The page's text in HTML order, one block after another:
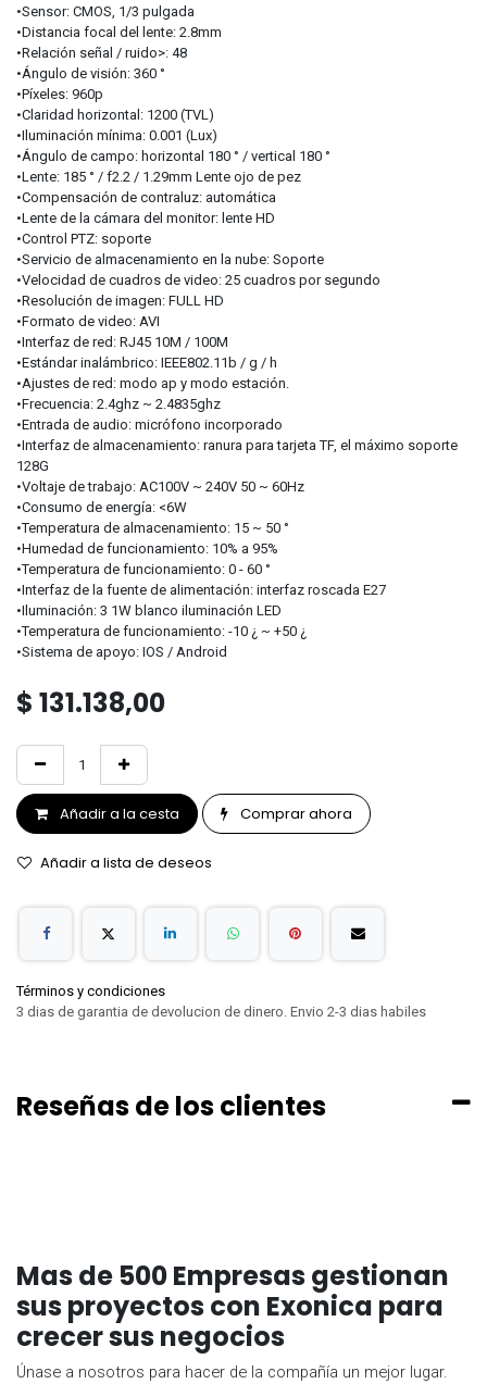
•Sensor: CMOS, 1/3 pulgada
•Distancia focal del lente: 2.8mm
•Relación señal / ruido>: 48
•Ángulo de visión: 360 °
•Píxeles: 960p
•Claridad horizontal: 1200 (TVL)
•Iluminación mínima: 0.001 (Lux)
•Ángulo de campo: horizontal 180 ° / vertical 180 °
•Lente: 185 ° / f2.2 / 1.29mm Lente ojo de pez
•Compensación de contraluz: automática
•Lente de la cámara del monitor: lente HD
•Control PTZ: soporte
•Servicio de almacenamiento en la nube: Soporte
•Velocidad de cuadros de video: 25 cuadros por segundo
•Resolución de imagen: FULL HD
•Formato de video: AVI
•Interfaz de red: RJ45 10M / 100M
•Estándar inalámbrico: IEEE802.11b / g / h
•Ajustes de red: modo ap y modo estación.
•Frecuencia: 2.4ghz ~ 2.4835ghz
•Entrada de audio: micrófono incorporado
•Interfaz de almacenamiento: ranura para tarjeta TF, el máximo soporte
128G
•Voltaje de trabajo: AC100V ~ 240V 50 ~ 60Hz
•Consumo de energía: <6W
•Temperatura de almacenamiento: 15 ~ 50 °
•Humedad de funcionamiento: 10% a 95%
•Temperatura de funcionamiento: 0 - 60 °
•Interfaz de la fuente de alimentación: interfaz roscada E27
•Iluminación: 3 1W blanco iluminación LED
•Temperatura de funcionamiento: -10 ¿ ~ +50 ¿
•Sistema de apoyo: IOS / Android
$ 131.138,00
Añadir a la cesta Comprar ahora
Añadir a lista de deseos
Términos y condiciones
3 dias de garantia de devolucion de dinero. Envio 2-3 dias habiles
Reseñas de los clientes
Mas de 500 Empresas gestionan
sus proyectos con Exonica para
crecer sus negocios
Únase a nosotros para hacer de la compañía un mejor lugar.